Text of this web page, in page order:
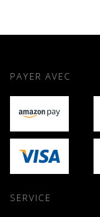
PAYER AVEC
SERVICE